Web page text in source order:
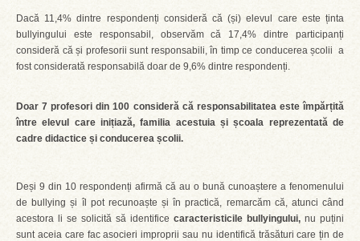
Dacă 11,4% dintre respondenți consideră că (și) elevul care este ținta
bullyingului este responsabil, observăm că 17,4% dintre participanți
consideră că și profesorii sunt responsabili, în timp ce conducerea școlii a
fost considerată responsabilă doar de 9,6% dintre respondenți.
Doar 7 profesori din 100 consideră că responsabilitatea este împărțită
între elevul care inițiază, familia acestuia și școala reprezentată de
cadre didactice și conducerea școlii.
Deși 9 din 10 respondenți afirmă că au o bună cunoaștere a fenomenului
de bullying și îl pot recunoaște și în practică, remarcăm că, atunci când
acestora li se solicită să identifice caracteristicile bullyingului, nu puțini
sunt aceia care fac asocieri improprii sau nu identifică trăsături care țin de